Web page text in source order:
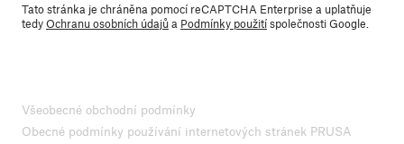
Tato stránka je chráněna pomocí reCAPTCHA Enterprise a uplatňuje
tedyOchranu osobních údajůa Podmínky použitíspolečnosti Google.
Všeobecné obchodní podmínky
Obecné podmínky používání internetových stránek PRUSA